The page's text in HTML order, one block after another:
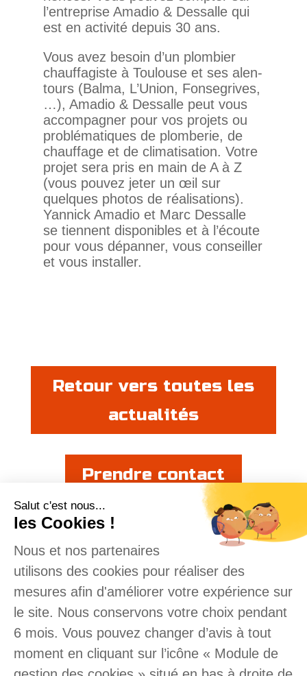
l’entreprise Amadio & Des­salle qui
est en acti­vité depuis 30 ans.
Vous avez besoin d’un plom­bier
chauf­fa­giste à Tou­louse et ses alen­
tours (Balma, L’Union, Fon­se­grives,
…), Amadio & Des­salle peut vous
accom­pa­gner pour vos pro­jets ou
pro­blé­ma­tiques de plom­berie, de
chauf­fage et de cli­ma­ti­sa­tion. Votre
projet sera pris en main de A à Z
(vous pouvez jeter un œil sur
quelques photos de réa­li­sa­tions).
Yan­nick Amadio et Marc Des­salle
se tiennent dis­po­nibles et à l’écoute
pour vous dépanner, vous conseiller
et vous installer.
Retour vers toutes les
actualités
Prendre contact
Amadio-Dessalle, votre artisan plombier
sur Toulouse et son agglomération.
Réalisation de vos dépannages,
Salut c'est nous...
les Cookies !
Nous et nos partenaires
utilisons des cookies pour réaliser des
mesures afin d'améliorer votre expérience sur
le site. Nous conservons votre choix pendant
6 mois. Vous pouvez changer d’avis à tout
moment en cliquant sur l’icône « Module de